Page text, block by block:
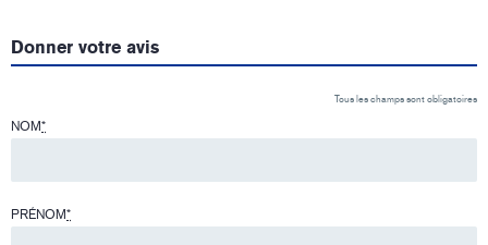
Donner votre avis
Tous les champs sont obligatoires
NOM*
PRÉNOM*